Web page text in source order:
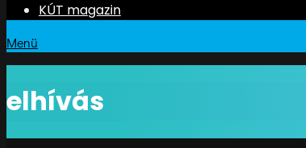
KÚT magazin
Menü
elhívás